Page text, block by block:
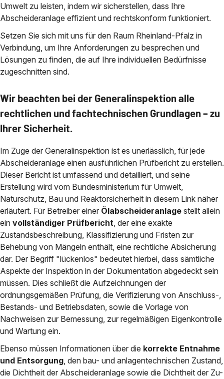
Umwelt zu leisten, indem wir sicherstellen, dass Ihre
Abscheideranlage effizient und rechtskonform funktioniert.
Setzen Sie sich mit uns für den Raum Rheinland-Pfalz in
Verbindung, um Ihre Anforderungen zu besprechen und
Lösungen zu finden, die auf Ihre individuellen Bedürfnisse
zugeschnitten sind.
Wir beachten bei der Generalinspektion alle
rechtlichen und fachtechnischen Grundlagen – zu
Ihrer Sicherheit.
Im Zuge der Generalinspektion ist es unerlässlich, für jede
Abscheideranlage einen ausführlichen Prüfbericht zu erstellen.
Dieser Bericht ist umfassend und detailliert, und seine
Erstellung wird vom Bundesministerium für Umwelt,
Naturschutz, Bau und Reaktorsicherheit in diesem Link näher
erläutert. Für Betreiber einer Ölabscheideranlage stellt allein
ein vollständiger Prüfbericht, der eine exakte
Zustandsbeschreibung, Klassifizierung und Fristen zur
Behebung von Mängeln enthält, eine rechtliche Absicherung
dar. Der Begriff "lückenlos" bedeutet hierbei, dass sämtliche
Aspekte der Inspektion in der Dokumentation abgedeckt sein
müssen. Dies schließt die Aufzeichnungen der
ordnungsgemäßen Prüfung, die Verifizierung von Anschluss-,
Bestands- und Betriebsdaten, sowie die Vorlage von
Nachweisen zur Bemessung, zur regelmäßigen Eigenkontrolle
und Wartung ein.
Ebenso müssen Informationen über die korrekte Entnahme
und Entsorgung, den bau- und anlagentechnischen Zustand,
die Dichtheit der Abscheideranlage sowie die Dichtheit der Zu-